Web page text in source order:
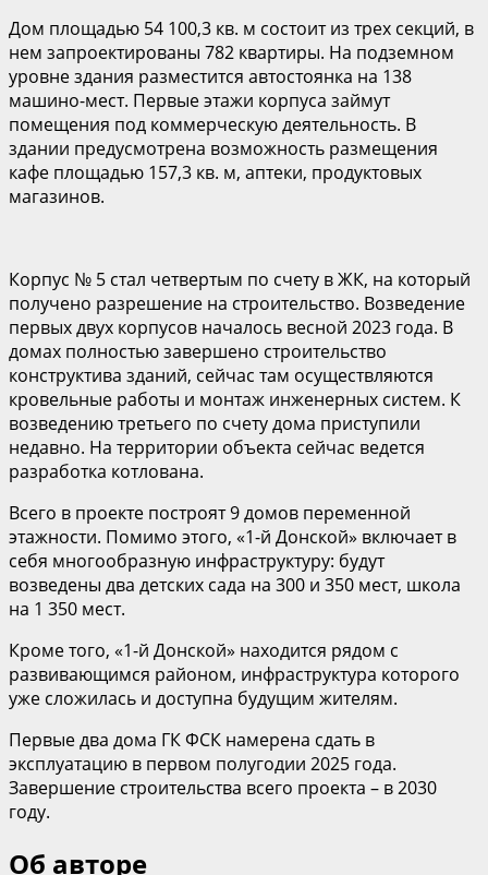
Дом площадью 54 100,3 кв. м состоит из трех секций, в
нем запроектированы 782 квартиры. На подземном
уровне здания разместится автостоянка на 138
машино-мест. Первые этажи корпуса займут
помещения под коммерческую деятельность. В
здании предусмотрена возможность размещения
кафе площадью 157,3 кв. м, аптеки, продуктовых
магазинов.
Корпус № 5 стал четвертым по счету в ЖК, на который
получено разрешение на строительство. Возведение
первых двух корпусов началось весной 2023 года. В
домах полностью завершено строительство
конструктива зданий, сейчас там осуществляются
кровельные работы и монтаж инженерных систем. К
возведению третьего по счету дома приступили
недавно. На территории объекта сейчас ведется
разработка котлована.
Всего в проекте построят 9 домов переменной
этажности. Помимо этого, «1-й Донской» включает в
себя многообразную инфраструктуру: будут
возведены два детских сада на 300 и 350 мест, школа
на 1 350 мест.
Кроме того, «1-й Донской» находится рядом с
развивающимся районом, инфраструктура которого
уже сложилась и доступна будущим жителям.
Первые два дома ГК ФСК намерена сдать в
эксплуатацию в первом полугодии 2025 года.
Завершение строительства всего проекта – в 2030
году.
Об авторе